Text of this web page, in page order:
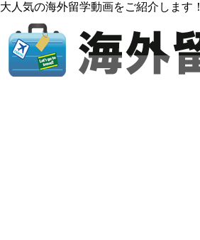
大人気の海外留学動画をご紹介します！